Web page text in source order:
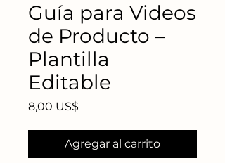
Guía para Videos
de Producto –
Plantilla
Editable
8,00 US$
Agregar al carrito